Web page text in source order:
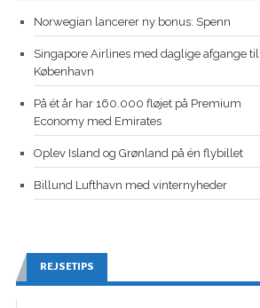
Norwegian lancerer ny bonus: Spenn
Singapore Airlines med daglige afgange til
København
På ét år har 160.000 fløjet på Premium
Economy med Emirates
Oplev Island og Grønland på én flybillet
Billund Lufthavn med vinternyheder
REJSETIPS